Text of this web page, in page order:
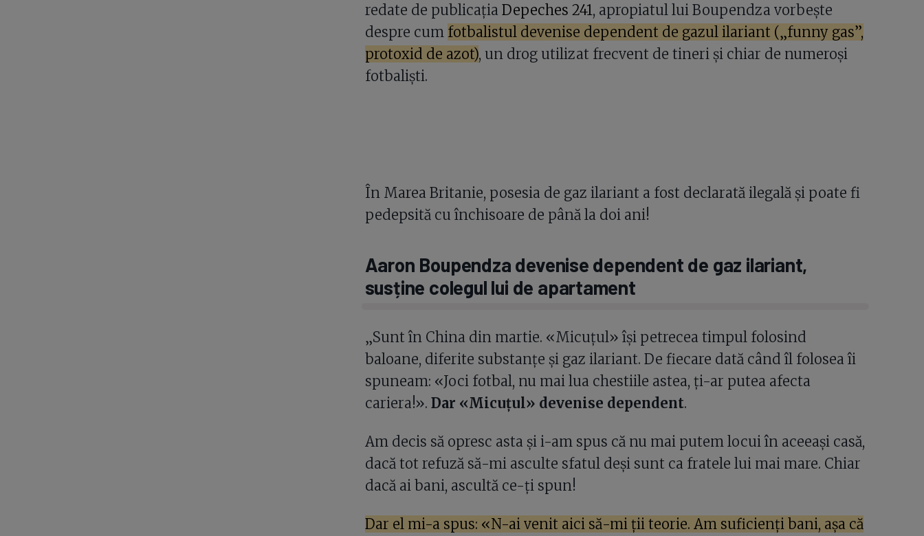
redate de publicația Depeches 241, apropiatul lui Boupendza vorbește
despre cum fotbalistul devenise dependent de gazul ilariant („funny gas”,
protoxid de azot), un drog utilizat frecvent de tineri și chiar de numeroși
fotbaliști.
În Marea Britanie, posesia de gaz ilariant a fost declarată ilegală și poate fi
pedepsită cu închisoare de până la doi ani!
Aaron Boupendza devenise dependent de gaz ilariant,
susține colegul lui de apartament
„Sunt în China din martie. «Micuțul» își petrecea timpul folosind
baloane, diferite substanțe și gaz ilariant. De fiecare dată când îl folosea îi
spuneam: «Joci fotbal, nu mai lua chestiile astea, ți-ar putea afecta
cariera!». Dar «Micuțul» devenise dependent.
Am decis să opresc asta și i-am spus că nu mai putem locui în aceeași casă,
dacă tot refuză să-mi asculte sfatul deși sunt ca fratele lui mai mare. Chiar
dacă ai bani, ascultă ce-ți spun!
Dar el mi-a spus: «N-ai venit aici să-mi ții teorie. Am suficienți bani, așa că